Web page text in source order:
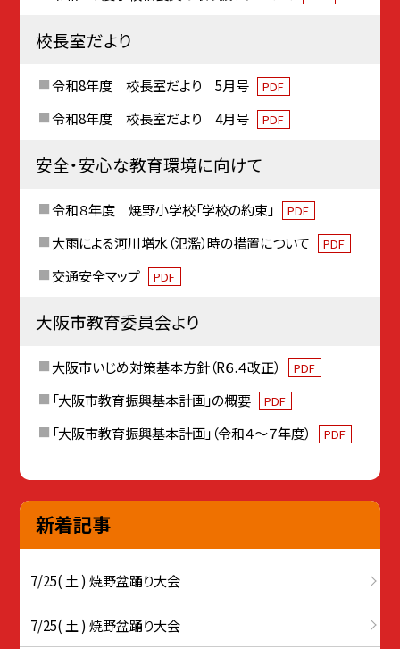
校長室だより
令和8年度 校長室だより 5月号 PDF
令和8年度 校長室だより 4月号 PDF
安全・安心な教育環境に向けて
令和８年度 焼野小学校「学校の約束」 PDF
大雨による河川増水（氾濫）時の措置について PDF
交通安全マップ PDF
大阪市教育委員会より
大阪市いじめ対策基本方針（R６.４改正） PDF
「大阪市教育振興基本計画」の概要 PDF
「大阪市教育振興基本計画」（令和４〜７年度） PDF
新着記事
7/25( 土 ) 焼野盆踊り大会
7/25( 土 ) 焼野盆踊り大会